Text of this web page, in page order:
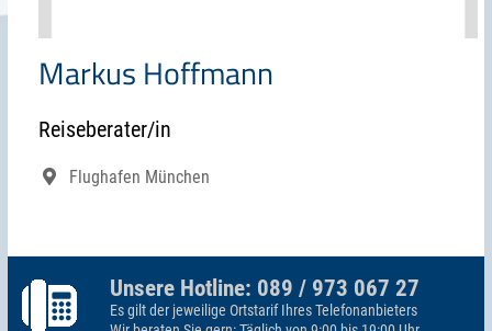
Markus Hoffmann
Reiseberater/in
Flughafen München
Unsere Hotline: 089 / 973 067 27
Es gilt der jeweilige Ortstarif Ihres Telefonanbieters